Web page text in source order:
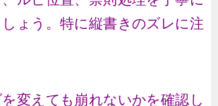
ょう。特に縦書きのズレに注
を変えても崩れないかを確認し